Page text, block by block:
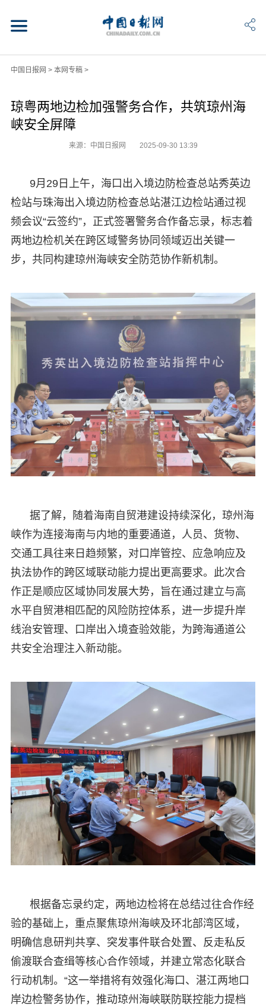
中国日报网 > 本网专稿>
琼粤两地边检加强警务合作，共筑琼州海
峡安全屏障
来源：中国日报网 2025-09-30 13:39
9月29日上午，海口出入境边防检查总站秀英边
检站与珠海出入境边防检查总站湛江边检站通过视
频会议“云签约”，正式签署警务合作备忘录，标志着
两地边检机关在跨区域警务协同领域迈出关键一
步，共同构建琼州海峡安全防范协作新机制。
据了解，随着海南自贸港建设持续深化，琼州海
峡作为连接海南与内地的重要通道，人员、货物、
交通工具往来日趋频繁，对口岸管控、应急响应及
执法协作的跨区域联动能力提出更高要求。此次合
作正是顺应区域协同发展大势，旨在通过建立与高
水平自贸港相匹配的风险防控体系，进一步提升岸
线治安管理、口岸出入境查验效能，为跨海通道公
共安全治理注入新动能。
根据备忘录约定，两地边检将在总结过往合作经
验的基础上，重点聚焦琼州海峡及环北部湾区域，
明确信息研判共享、突发事件联合处置、反走私反
偷渡联合查缉等核心合作领域，并建立常态化联合
行动机制。“这一举措将有效强化海口、湛江两地口
岸边检警务协作，推动琼州海峡联防联控能力提档